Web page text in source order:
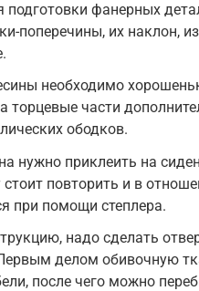
подготовки фанерных
поперечины, их наклон,
необходимо
торцевые части
ободков.
нужно приклеить на
повторить и в
при помощи степлера.
надо сделать
делом обивочную
после чего можно